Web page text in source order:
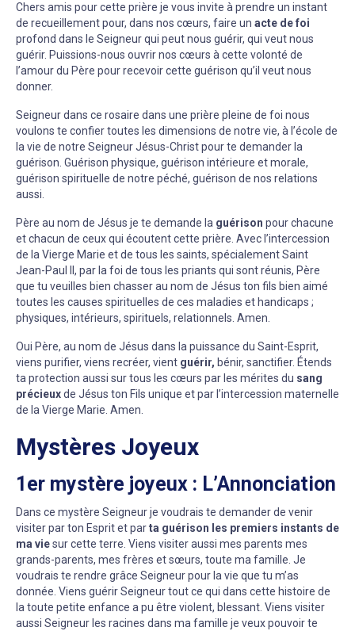
Chers amis pour cette prière je vous invite à prendre un instant
de recueillement pour, dans nos cœurs, faire un acte de foi
profond dans le Seigneur qui peut nous guérir, qui veut nous
guérir. Puissions-nous ouvrir nos cœurs à cette volonté de
l’amour du Père pour recevoir cette guérison qu’il veut nous
donner.
Seigneur dans ce rosaire dans une prière pleine de foi nous
voulons te confier toutes les dimensions de notre vie, à l’école de
la vie de notre Seigneur Jésus-Christ pour te demander la
guérison. Guérison physique, guérison intérieure et morale,
guérison spirituelle de notre péché, guérison de nos relations
aussi.
Père au nom de Jésus je te demande la guérison pour chacune
et chacun de ceux qui écoutent cette prière. Avec l’intercession
de la Vierge Marie et de tous les saints, spécialement Saint
Jean-Paul II, par la foi de tous les priants qui sont réunis, Père
que tu veuilles bien chasser au nom de Jésus ton fils bien aimé
toutes les causes spirituelles de ces maladies et handicaps ;
physiques, intérieurs, spirituels, relationnels. Amen.
Oui Père, au nom de Jésus dans la puissance du Saint-Esprit,
viens purifier, viens recréer, vient guérir, bénir, sanctifier. Étends
ta protection aussi sur tous les cœurs par les mérites du sang
précieuxde Jésus ton Fils unique et par l’intercession maternelle
de la Vierge Marie. Amen.
Mystères Joyeux
1er mystère joyeux : L’Annonciation
Dans ce mystère Seigneur je voudrais te demander de venir
visiter par ton Esprit et parta guérison les premiers instants de
ma viesur cette terre. Viens visiter aussi mes parents mes
grands-parents, mes frères et sœurs, toute ma famille. Je
voudrais te rendre grâce Seigneur pour la vie que tu m’as
donnée. Viens guérir Seigneur tout ce qui dans cette histoire de
la toute petite enfance a pu être violent, blessant. Viens visiter
aussi Seigneur les racines dans ma famille je veux pouvoir te